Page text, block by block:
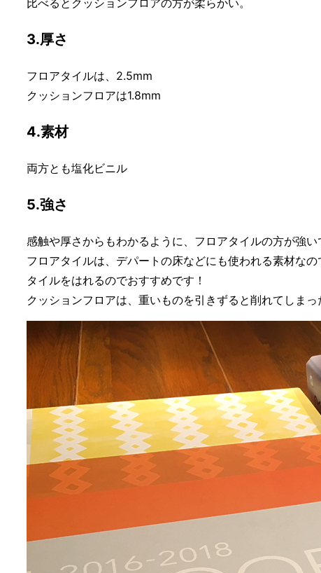
比べるとクッションフロアの方が柔らかい。
3.厚さ
フロアタイルは、2.5mm
クッションフロアは1.8mm
4.素材
両方とも塩化ビニル
5.強さ
感触や厚さからもわかるように、フロアタイルの方が強い
フロアタイルは、デパートの床などにも使われる素材な
タイルをはれるのでおすすめです！
クッションフロアは、重いものを引きずると削れてしま